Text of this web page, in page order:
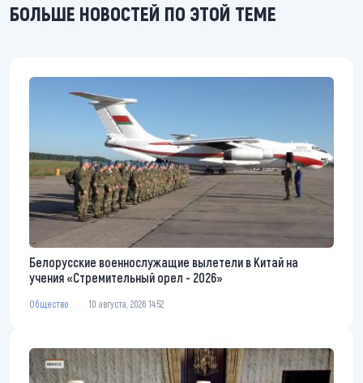
БОЛЬШЕ НОВОСТЕЙ ПО ЭТОЙ ТЕМЕ
Белорусские военнослужащие вылетели в Китай на
учения «Стремительный орел - 2026»
Общество 10 августа, 2026 14:52